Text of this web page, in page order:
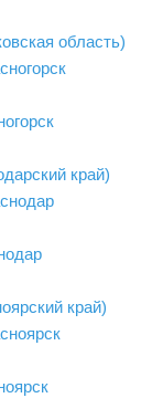
(Московская область)
край)
край)